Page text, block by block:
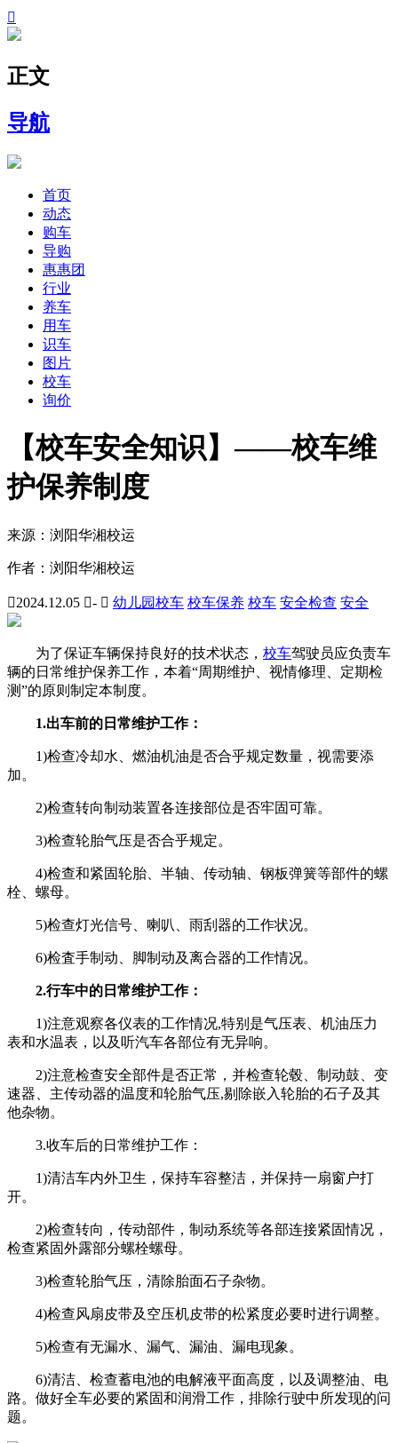

正文
导航
首页
动态
购车
导购
惠惠团
行业
养车
用车
识车
图片
校车
询价
【校车安全知识】——校车维
护保养制度
来源： 浏阳华湘校运
作者： 浏阳华湘校运
2024.12.05 -  幼儿园校车 校车保养 校车 安全检查 安全
为了保证车辆保持良好的技术状态， 校车驾驶员应负责车
辆的日常维护保养工作，本着“周期维护、视情修理、定期检
测”的原则制定本制度。
1.出车前的日常维护工作：
1)检查冷却水、燃油机油是否合乎规定数量，视需要添
加。
2)检查转向制动装置各连接部位是否牢固可靠。
3)检查轮胎气压是否合乎规定。
4)检查和紧固轮胎、半轴、传动轴、钢板弹簧等部件的螺
栓、螺母。
5)检查灯光信号、喇叭、雨刮器的工作状况。
6)检査手制动、脚制动及离合器的工作情况。
2.行车中的日常维护工作：
1)注意观察各仪表的工作情况,特别是气压表、机油压力
表和水温表，以及听汽车各部位有无异响。
2)注意检查安全部件是否正常，并检查轮毂、制动鼓、变
速器、主传动器的温度和轮胎气压,剔除嵌入轮胎的石子及其
他杂物。
3.收车后的日常维护工作：
1)清洁车内外卫生，保持车容整洁，并保持一扇窗户打
开。
2)检查转向，传动部件，制动系统等各部连接紧固情况，
检查紧固外露部分螺栓螺母。
3)检查轮胎气压，清除胎面石子杂物。
4)检查风扇皮带及空压机皮带的松紧度必要时进行调整。
5)检查有无漏水、漏气、漏油、漏电现象。
6)清洁、检查蓄电池的电解液平面高度，以及调整油、电
路。做好全车必要的紧固和润滑工作，排除行驶中所发现的问
题。